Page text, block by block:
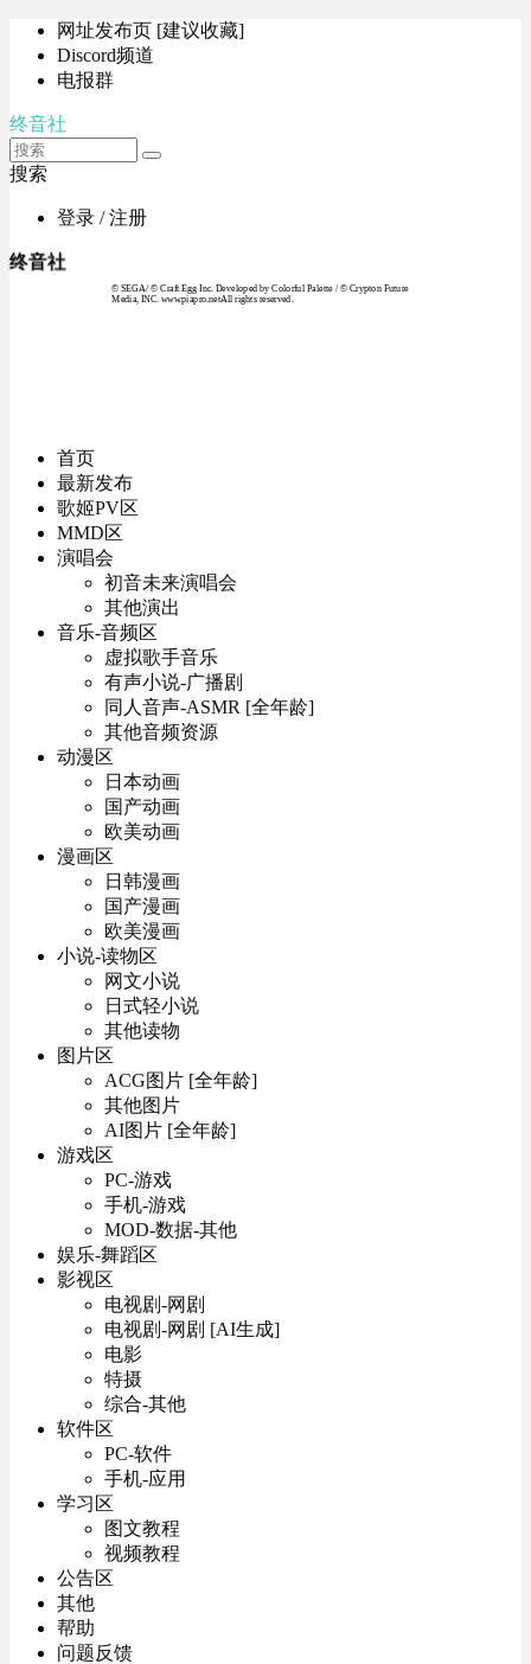
网址发布页 [建议收藏]
Discord频道
电报群
终音社
搜索
登录 / 注册
终音社
© SEGA / © Craft Egg Inc. Developed by Colorful Palette / © Crypton Future
Media, INC. www.piapro.netAll rights reserved.
首页
最新发布
歌姬PV区
MMD区
演唱会
初音未来演唱会
其他演出
音乐-音频区
虚拟歌手音乐
有声小说-广播剧
同人音声-ASMR [全年龄]
其他音频资源
动漫区
日本动画
国产动画
欧美动画
漫画区
日韩漫画
国产漫画
欧美漫画
小说-读物区
网文小说
日式轻小说
其他读物
图片区
ACG图片 [全年龄]
其他图片
AI图片 [全年龄]
游戏区
PC-游戏
手机-游戏
MOD-数据-其他
娱乐-舞蹈区
影视区
电视剧-网剧
电视剧-网剧 [AI生成]
电影
特摄
综合-其他
软件区
PC-软件
手机-应用
学习区
图文教程
视频教程
公告区
其他
帮助
问题反馈